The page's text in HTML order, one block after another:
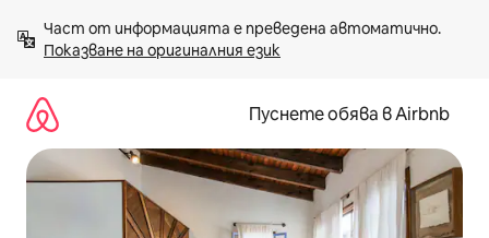
към
съдържанието
Показване на оригиналния език
Пуснете обява в Airbnb